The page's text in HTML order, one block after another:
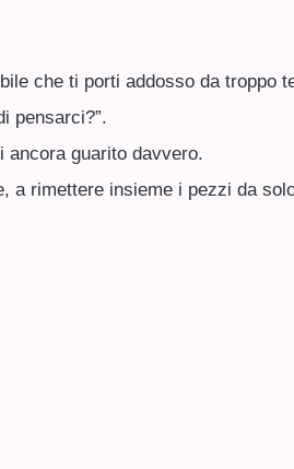
che ti porti addosso da troppo
pensarci?”.
ancora guarito davvero.
a rimettere insieme i pezzi da